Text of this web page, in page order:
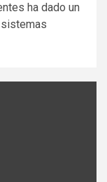
ha dado un